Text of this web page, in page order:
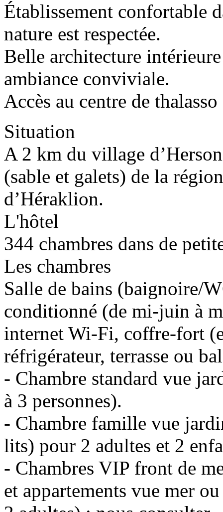
Établissement confortable
nature est respectée.
Belle architecture
ambiance conviviale.
Accès au centre de
Situation
A 2 km du village
(sable et galets) de la
d’Héraklion.
L'hôtel
344 chambres dans de
Les chambres
Salle de bains (baignoire/
conditionné (de mi-juin à
internet Wi-Fi, coffre-fort
réfrigérateur, terrasse ou
- Chambre standard vue
à 3 personnes).
- Chambre famille vue
lits) pour 2 adultes et 2
- Chambres VIP front de
et appartements vue mer